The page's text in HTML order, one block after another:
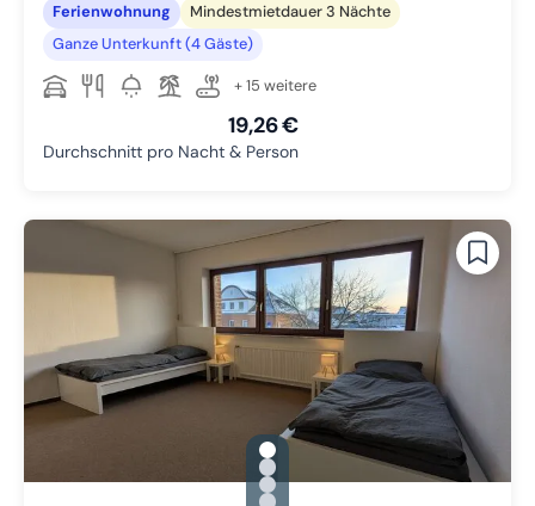
Ferienwohnung
Mindestmietdauer 3 Nächte
Ganze Unterkunft (4 Gäste)
+ 15 weitere
19,26 €
Durchschnitt pro Nacht & Person
gallery.slide_selector
Zu Slide 1 wechseln
Zu Slide 2 wechseln